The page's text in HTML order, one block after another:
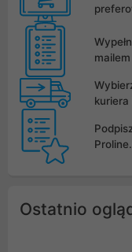
mailem
kuriera
Ostatnio